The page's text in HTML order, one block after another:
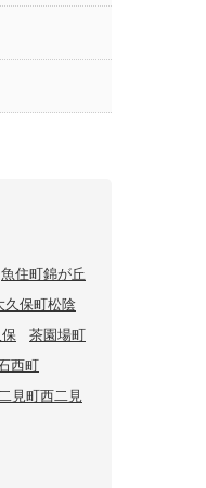
魚住町錦が丘
久保町松陰
茶園場町
西町
見町西二見